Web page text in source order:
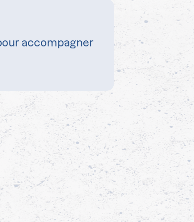
accompagner